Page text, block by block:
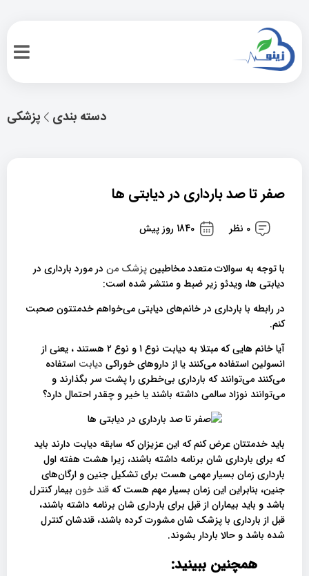
پزشکی دسته بندی
صفر تا صد بارداری در دیابتی ها
0 نظر 1840 روز پیش
با توجه به سوالات متعدد مخاطبینپزشک من در مورد بارداری در
دیابتی ها، ویدئو زیر ضبط و منتشر شده است:
در رابطه با بارداری در خانم‌های دیابتی می‌خواهم خدمتتون صحبت
کنم.
آیا خانم هایی که مبتلا به دیابت نوع ۱ و نوع ۲ هستند ، یعنی از
انسولین استفاده می‌کنند یا از داروهای خوراکی دیابت استفاده
می‌کنند می‌توانند که بارداری بی‌خطری را پشت سر بگذارند و
می‌توانند نوزاد سالمی داشته باشند یا خیر و چقدر احتمال دارد؟
باید خدمتتان عرض کنم که این عزیزان که سابقه دیابت دارند باید
که برای بارداری شان برنامه داشته باشند، زیرا هشت هفته اول
بارداری زمان بسیار مهمی هست برای تشکیل جنین و ارگان‌های
جنین، بنابراین این زمان بسیار مهم هست که قند خون بیمار کنترل
باشد و باید بیماران از قبل برای بارداری شان برنامه داشته باشند،
قبل از بارداری با پزشک شان مشورت کرده باشند، قندشان کنترل
شده باشد و حالا باردار بشوند.
همچنین ببینید: